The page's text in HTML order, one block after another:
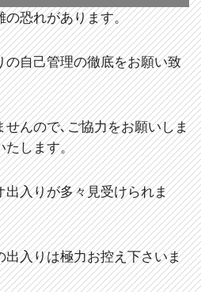
恐れがあります。
の自己管理の徹底をお願い致
せんので､ご協力をお願いしま
たします。
入りが多々見受けられま
出入りは極力お控え下さいま